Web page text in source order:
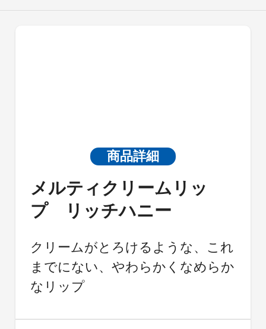
商品詳細
メルティクリームリッ
プ リッチハニー
クリームがとろけるような、これ
までにない、やわらかくなめらか
なリップ